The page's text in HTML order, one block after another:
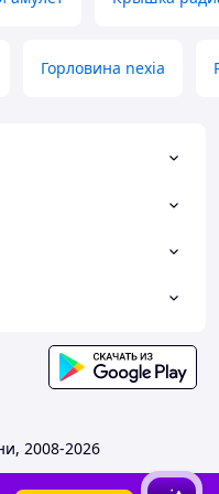
Горловина nexia
2008-2026